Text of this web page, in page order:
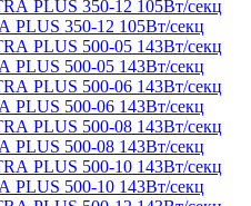
PLUS 350-12 105Вт/секц
PLUS 500-05 143Вт/секц
PLUS 500-06 143Вт/секц
PLUS 500-08 143Вт/секц
PLUS 500-10 143Вт/секц